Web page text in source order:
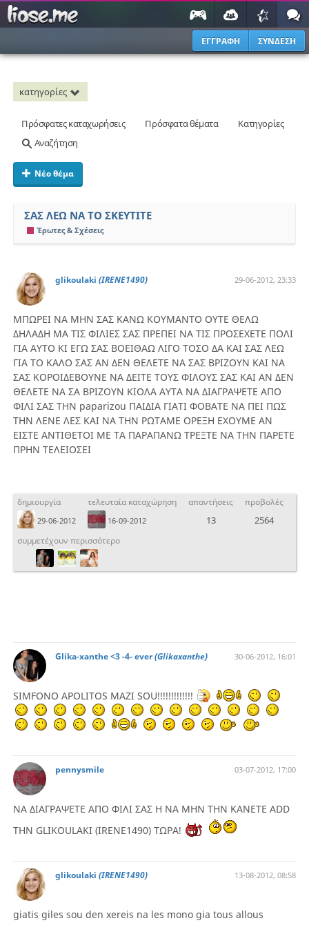
ΕΓΓΡΑΦΗ ΣΥΝΔΕΣΗ
κατηγορίες
Πρόσφατες καταχωρήσεις Πρόσφατα θέματα
Κατηγορίες
Αναζήτηση
Νέο θέμα
ΣΑΣ ΛΕΩ ΝΑ ΤΟ ΣΚΕΥΤΙΤΕ
Έρωτες & Σχέσεις
glikoulaki (IRENE1490) 29-06-2012, 23:33
ΜΠΩΡΕΙ ΝΑ ΜΗΝ ΣΑΣ ΚΑΝΩ ΚΟΥΜΑΝΤΟ ΟΥΤΕ ΘΕΛΩ
ΔΗΛΑΔΗ ΜΑ ΤΙΣ ΦΙΛΙΕΣ ΣΑΣ ΠΡΕΠΕΙ ΝΑ ΤΙΣ ΠΡΟΣΕΧΕΤΕ ΠΟΛΙ
ΓΙΑ ΑΥΤΟ ΚΙ ΕΓΩ ΣΑΣ ΒΟΕΙΘΑΩ ΛΙΓΟ ΤΟΣΟ ΔΑ ΚΑΙ ΣΑΣ ΛΕΩ
ΓΙΑ ΤΟ ΚΑΛΟ ΣΑΣ ΑΝ ΔΕΝ ΘΕΛΕΤΕ ΝΑ ΣΑΣ ΒΡΙΖΟΥΝ ΚΑΙ ΝΑ
ΣΑΣ ΚΟΡΟΙΔΕΒΟΥΝΕ ΝΑ ΔΕΙΤΕ ΤΟΥΣ ΦΙΛΟΥΣ ΣΑΣ ΚΑΙ ΑΝ ΔΕΝ
ΘΕΛΕΤΕ ΝΑ ΣΑ ΒΡΙΖΟΥΝ ΚΙΟΛΑ ΑΥΤΑ ΝΑ ΔΙΑΓΡΑΨΕΤΕ ΑΠΟ
ΦΙΛΙ ΣΑΣ ΤΗΝ paparizou ΠΑΙΔΙΑ ΓΙΑΤΙ ΦΟΒΑΤΕ ΝΑ ΠΕΙ ΠΩΣ
ΤΗΝ ΛΕΝΕ ΛΕΣ ΚΑΙ ΝΑ ΤΗΝ ΡΩΤΑΜΕ ΟΡΕΞΗ ΕΧΟΥΜΕ ΑΝ
ΕΙΣΤΕ ΑΝΤΙΘΕΤΟΙ ΜΕ ΤΑ ΠΑΡΑΠΑΝΩ ΤΡΕΞΤΕ ΝΑ ΤΗΝ ΠΑΡΕΤΕ
ΠΡΗΝ ΤΕΛΕΙΟΣΕΙ
δημιουργία
29-06-2012
τελευταία καταχώρηση
16-09-2012
απαντήσεις
13
προβολές
2564
συμμετέχουν περισσότερο
Glika-xanthe <3 -4- ever(Glikaxanthe) 30-06-2012, 16:01
SIMFONO APOLITOS MAZI SOU!!!!!!!!!!!!!
pennysmile 03-07-2012, 17:00
ΝΑ ΔΙΑΓΡΑΨΕΤΕ ΑΠΟ ΦΙΛΙ ΣΑΣ Η ΝΑ ΜΗΝ ΤΗΝ ΚΑΝΕΤΕ ADD
ΤΗΝ GLIKOULAKI (IRENE1490) ΤΩΡΑ!
glikoulaki (IRENE1490) 13-08-2012, 08:58
giatis giles sou den xereis na les mono gia tous allous